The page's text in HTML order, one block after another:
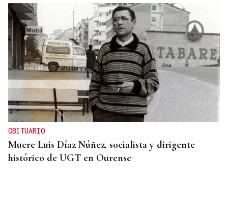
OBITUARIO
Muere Luis Díaz Núñez, socialista y dirigente
histórico de UGT en Ourense